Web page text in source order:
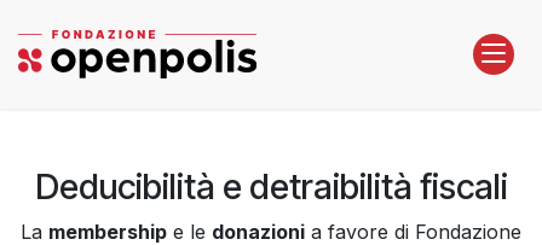
Deducibilità e detraibilità fiscali
La membership e le donazioni a favore di Fondazione